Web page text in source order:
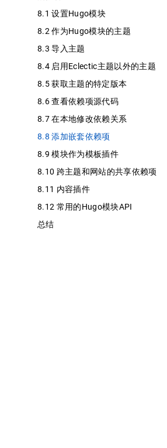
8.1 设置Hugo模块
8.2 作为Hugo模块的主题
8.3 导入主题
8.4 启用Eclectic主题以外的主题
8.5 获取主题的特定版本
8.6 查看依赖项源代码
8.7 在本地修改依赖关系
8.8 添加嵌套依赖项
8.9 模块作为模板插件
8.10 跨主题和网站的共享依赖项
8.11 内容插件
8.12 常用的Hugo模块API
总结